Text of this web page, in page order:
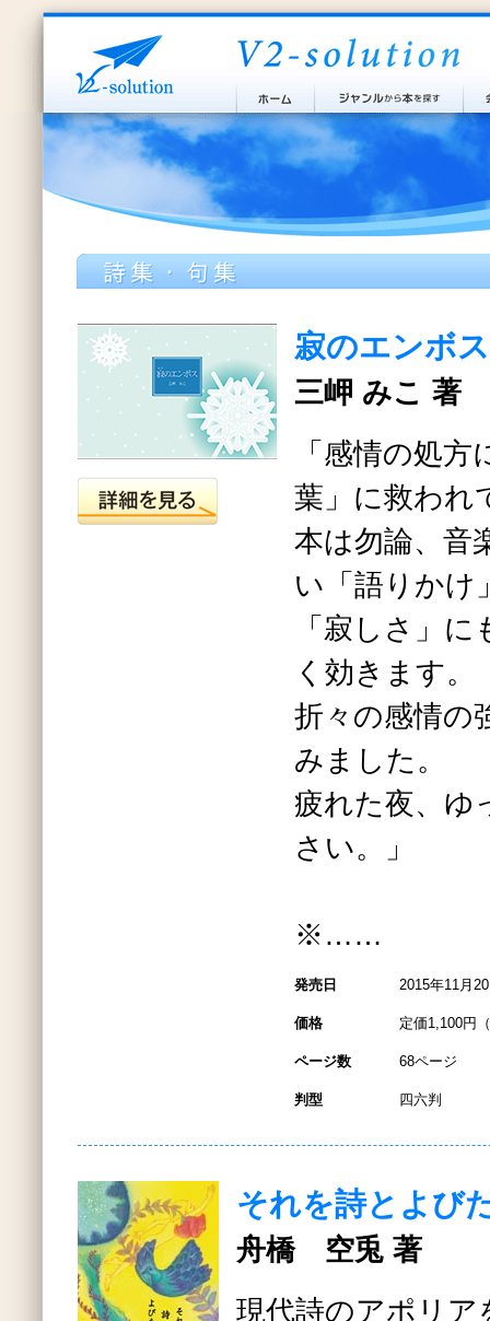
寂のエンボス
三岬 みこ 著
「感情の処
葉」に救われ
本は勿論、音
い「語りかけ
「寂しさ」
く効きます。
折々の感情の
みました。
疲れた夜、ゆ
さい。」
※……
発売日 2015年11月
価格 定価1,100円
ページ数 68ページ
判型 四六判
それを詩とよび
舟橋 空兎 著
現代詩のアポリ